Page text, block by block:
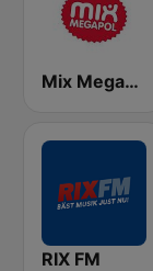
Mix Megapol
RIX FM